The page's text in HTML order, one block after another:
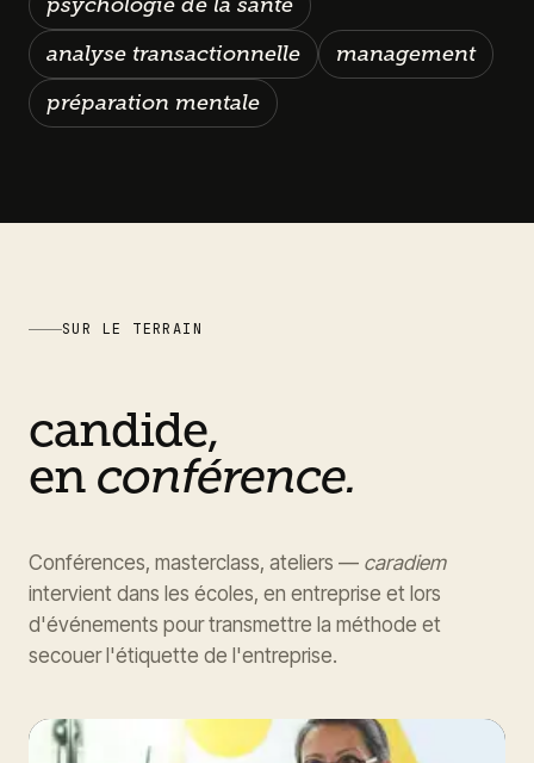
analyse transactionnelle
management
préparation mentale
SUR LE TERRAIN
candide,
en conférence.
Conférences, masterclass, ateliers — caradiem
intervient dans les écoles, en entreprise et lors
d'événements pour transmettre la méthode et
secouer l'étiquette de l'entreprise.